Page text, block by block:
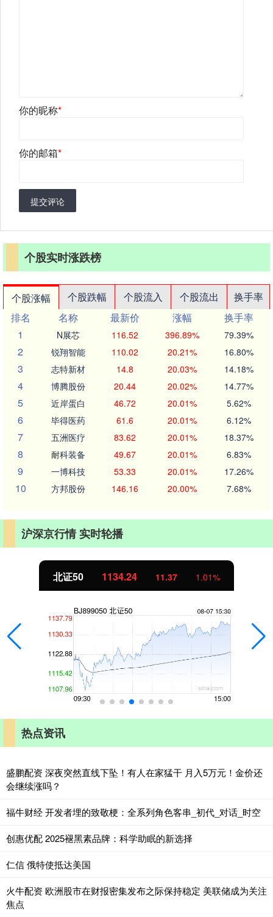
你的昵称*
你的邮箱*
提交评论
个股实时涨跌榜
个股涨幅 个股跌幅 个股流入 个股流出
换手率
排名
名称 最新价 涨幅
换手率
1
N展芯 116.52 396.89% 79.39%
2 锐翔智能 110.02 20.21% 16.80%
3 志特新材 14.8 20.03% 14.18%
4 博腾股份 20.44 20.02% 14.77%
5 近岸蛋白 46.72 20.01% 5.62%
6 毕得医药 61.6 20.01% 6.12%
7 五洲医疗 83.62 20.01% 18.37%
8 耐科装备 49.67 20.01% 6.83%
9 一博科技 53.33 20.01% 17.26%
10 方邦股份 146.16 20.00% 7.68%
沪深京行情 实时轮播
北证50 1134.24 11.37 1.01%
热点资讯
盛鹏配资 深夜突然直线下坠！有人在家猛干 月入5万元！金价还
会继续涨吗？
福牛财经 开发者埋的致敬梗：全系列角色客串_初代_对话_时空
创惠优配 2025褪黑素品牌：科学助眠的新选择
仁信 俄特使抵达美国
火牛配资 欧洲股市在财报密集发布之际保持稳定 美联储成为关注
焦点